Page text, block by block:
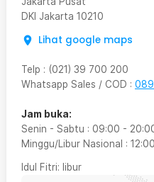
DKI Jakarta 10210
Lihat google maps
Telp : (021) 39 700 200
Whatsapp Sales / COD :
Jam buka:
Senin - Sabtu : 09:00 -
Minggu/Libur Nasional : 12:00
Idul Fitri: libur